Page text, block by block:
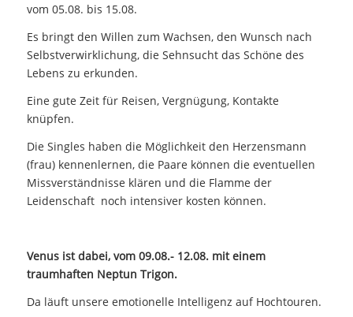
vom 05.08. bis 15.08.
Es bringt den Willen zum Wachsen, den Wunsch nach
Selbstverwirklichung, die Sehnsucht das Schöne des
Lebens zu erkunden.
Eine gute Zeit für Reisen, Vergnügung, Kontakte
knüpfen.
Die Singles haben die Möglichkeit den Herzensmann
(frau) kennenlernen, die Paare können die eventuellen
Missverständnisse klären und die Flamme der
Leidenschaft noch intensiver kosten können.
Venus ist dabei, vom 09.08.- 12.08. mit einem
traumhaften Neptun Trigon.
Da läuft unsere emotionelle Intelligenz auf Hochtouren.